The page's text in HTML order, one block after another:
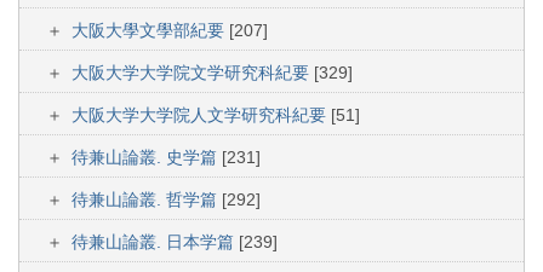
大阪大學文學部紀要 [207]
大阪大学大学院文学研究科紀要 [329]
大阪大学大学院人文学研究科紀要 [51]
待兼山論叢. 史学篇 [231]
待兼山論叢. 哲学篇 [292]
待兼山論叢. 日本学篇 [239]